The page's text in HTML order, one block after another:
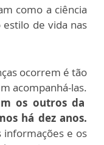
como a ciência
de vida nas
ocorrem é tão
acompanhá-las.
os outros da
há dez anos.
informações e os